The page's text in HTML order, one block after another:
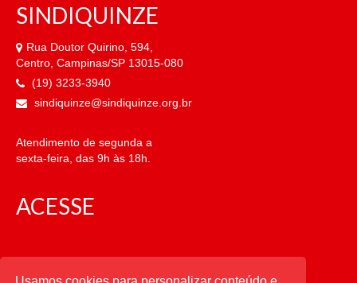
SINDIQUINZE
Rua Doutor Quirino, 594,
Centro, Campinas/SP 13015-080
(19) 3233-3940
sindiquinze@sindiquinze.org.br
Atendimento de segunda a
sexta-feira, das 9h às 18h.
ACESSE
CATEGORIAS